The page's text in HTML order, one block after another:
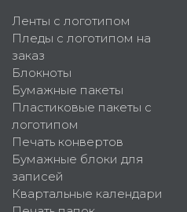
Ленты с логотипом
Пледы с логотипом на
заказ
Блокноты
Бумажные пакеты
Пластиковые пакеты с
логотипом
Печать конвертов
Бумажные блоки для
записей
Квартальные календари